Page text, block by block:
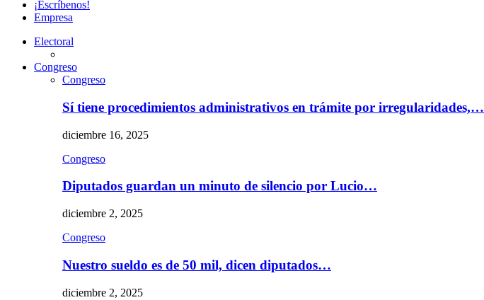
¡Escríbenos!
Empresa
Electoral
Congreso
Congreso
Sí tiene procedimientos administrativos en trámite por irregularidades,…
diciembre 16, 2025
Congreso
Diputados guardan un minuto de silencio por Lucio…
diciembre 2, 2025
Congreso
Nuestro sueldo es de 50 mil, dicen diputados…
diciembre 2, 2025